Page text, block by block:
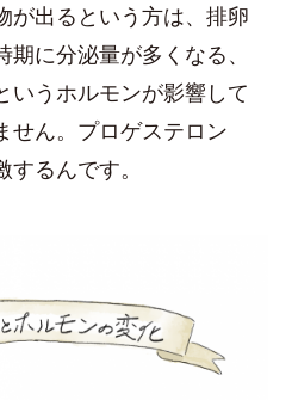
が出るという方は、排卵
に分泌量が多くなる、
いうホルモンが影響して
せん。プロゲステロン
るんです。